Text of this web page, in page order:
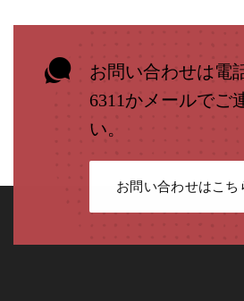
お問い合わせは電
6311かメールでご
い。
お問い合わせはこち